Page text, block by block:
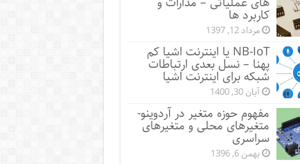
کاربرد ها
مرداد 12, 1397
NB-IoT یا اینترنت اشیا کم
پهنا – نسل بعدی ارتباطات
شبکه برای اینترنت اشیا
آبان 30, 1400
مفهوم حوزه متغیر در آردوینو-
متغیرهای محلی و متغیرهای
سراسری
بهمن 6, 1396